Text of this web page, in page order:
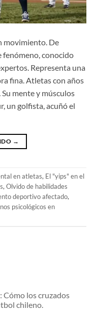
movimiento. De
fenómeno, conocido
Representa una
fina. Atletas con años
mente y músculos
un golfista, acuñó el
→
en atletas, El "yips" en el
, Olvido de habilidades
deportivo afectado,
psicológicos en
Cómo los cruzados
chileno.